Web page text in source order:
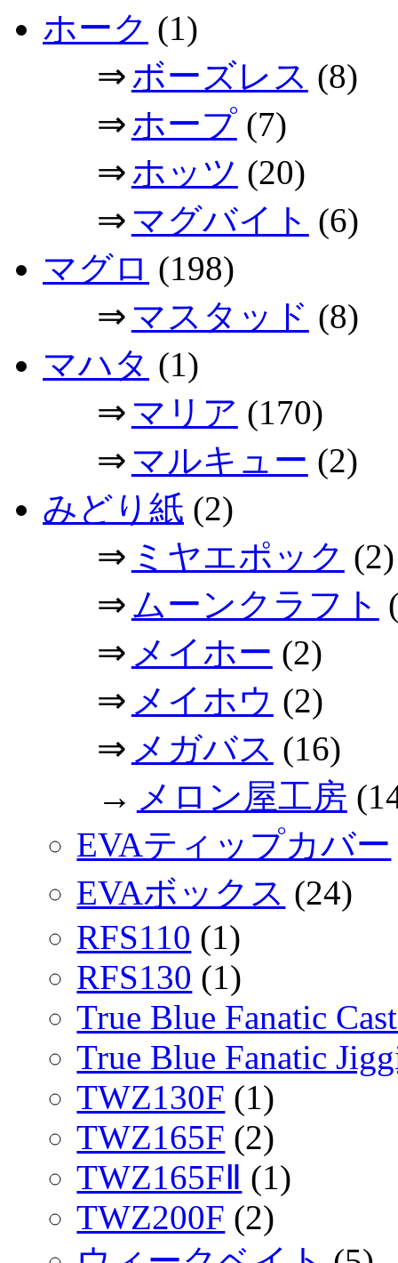
ホーク (1)
⇒ボーズレス (8)
⇒ホープ(7)
⇒ホッツ (20)
⇒ マグバイト (6)
マグロ (198)
⇒ マスタッド (8)
マハタ (1)
⇒ マリア (170)
⇒ マルキュー (2)
みどり紙 (2)
⇒ ミヤエポック (2)
⇒ ムーンクラフト
⇒ メイホー (2)
⇒ メイホウ (2)
⇒ メガバス (16)
→ メロン屋工房
EVAティップカバー
EVAボックス (24)
RFS110 (1)
RFS130 (1)
True Blue Fanatic
True Blue Fanatic
TWZ130F (1)
TWZ165F (2)
TWZ165FⅡ (1)
TWZ200F (2)